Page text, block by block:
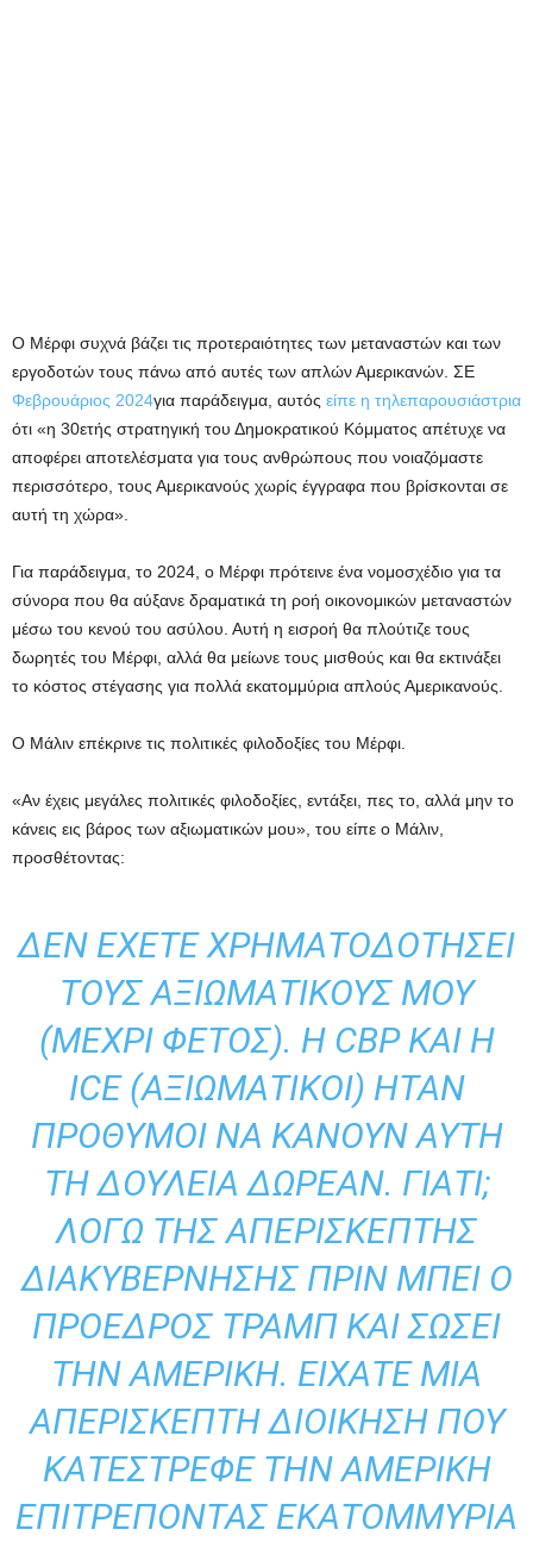
Ο Μέρφι συχνά βάζει τις προτεραιότητες των μεταναστών και των
εργοδοτών τους πάνω από αυτές των απλών Αμερικανών. ΣΕ
Φεβρουάριος 2024για παράδειγμα, αυτός είπε η τηλεπαρουσιάστρια
ότι «η 30ετής στρατηγική του Δημοκρατικού Κόμματος απέτυχε να
αποφέρει αποτελέσματα για τους ανθρώπους που νοιαζόμαστε
περισσότερο, τους Αμερικανούς χωρίς έγγραφα που βρίσκονται σε
αυτή τη χώρα».
Για παράδειγμα, το 2024, ο Μέρφι πρότεινε ένα νομοσχέδιο για τα
σύνορα που θα αύξανε δραματικά τη ροή οικονομικών μεταναστών
μέσω του κενού του ασύλου. Αυτή η εισροή θα πλούτιζε τους
δωρητές του Μέρφι, αλλά θα μείωνε τους μισθούς και θα εκτινάξει
το κόστος στέγασης για πολλά εκατομμύρια απλούς Αμερικανούς.
Ο Μάλιν επέκρινε τις πολιτικές φιλοδοξίες του Μέρφι.
«Αν έχεις μεγάλες πολιτικές φιλοδοξίες, εντάξει, πες το, αλλά μην το
κάνεις εις βάρος των αξιωματικών μου», του είπε ο Μάλιν,
προσθέτοντας:
ΔΕΝ ΈΧΕΤΕ ΧΡΗΜΑΤΟΔΟΤΉΣΕΙ
ΤΟΥΣ ΑΞΙΩΜΑΤΙΚΟΎΣ ΜΟΥ
(ΜΈΧΡΙ ΦΈΤΟΣ). Η CBP ΚΑΙ Η
ICE (ΑΞΙΩΜΑΤΙΚΟΊ) ΉΤΑΝ
ΠΡΌΘΥΜΟΙ ΝΑ ΚΆΝΟΥΝ ΑΥΤΉ
ΤΗ ΔΟΥΛΕΙΆ ΔΩΡΕΆΝ. ΓΙΑΤΊ;
ΛΌΓΩ ΤΗΣ ΑΠΕΡΊΣΚΕΠΤΗΣ
ΔΙΑΚΥΒΈΡΝΗΣΗΣ ΠΡΙΝ ΜΠΕΙ Ο
ΠΡΌΕΔΡΟΣ ΤΡΑΜΠ ΚΑΙ ΣΏΣΕΙ
ΤΗΝ ΑΜΕΡΙΚΉ. ΕΊΧΑΤΕ ΜΙΑ
ΑΠΕΡΊΣΚΕΠΤΗ ΔΙΟΊΚΗΣΗ ΠΟΥ
ΚΑΤΈΣΤΡΕΦΕ ΤΗΝ ΑΜΕΡΙΚΉ
ΕΠΙΤΡΈΠΟΝΤΑΣ ΕΚΑΤΟΜΜΎΡΙΑ